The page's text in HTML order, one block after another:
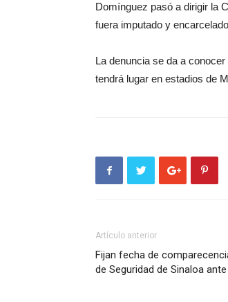
Domínguez pasó a dirigir la
fuera imputado y
La denuncia se da a
tendrá lugar en estadios de
Artículo anterior
Fijan fecha de
de Seguridad de Sinaloa